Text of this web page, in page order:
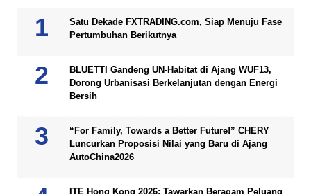
Satu Dekade FXTRADING.com, Siap Menuju Fase
Pertumbuhan Berikutnya
BLUETTI Gandeng UN-Habitat di Ajang WUF13,
Dorong Urbanisasi Berkelanjutan dengan Energi
Bersih
“For Family, Towards a Better Future!” CHERY
Luncurkan Proposisi Nilai yang Baru di Ajang
AutoChina2026
ITE Hong Kong 2026: Tawarkan Beragam Peluang